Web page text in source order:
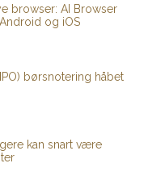
browser: AI Browser
og iOS
børsnotering håbet
kan snart være